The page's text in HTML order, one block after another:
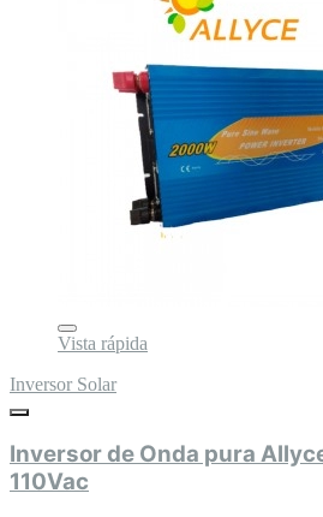
Vista rápida
Inversor Solar
Inversor de Onda pura
110Vac